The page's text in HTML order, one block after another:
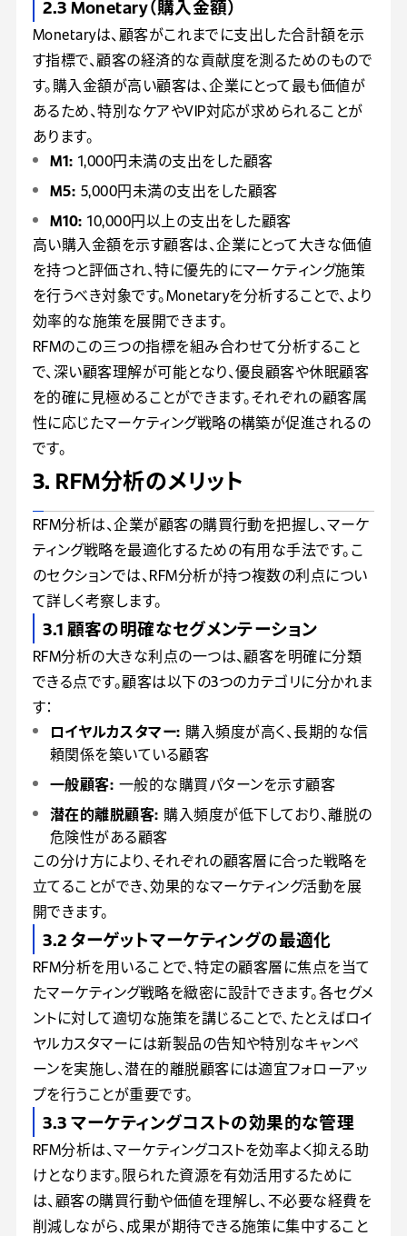
2.3 Monetary（購入金額）
Monetaryは、顧客がこれまでに支出した合計額を示
す指標で、顧客の経済的な貢献度を測るためのもので
す。購入金額が高い顧客は、企業にとって最も価値が
あるため、特別なケアやVIP対応が求められることが
あります。
M1: 1,000円未満の支出をした顧客
M5: 5,000円未満の支出をした顧客
M10: 10,000円以上の支出をした顧客
高い購入金額を示す顧客は、企業にとって大きな価値
を持つと評価され、特に優先的にマーケティング施策
を行うべき対象です。Monetaryを分析することで、より
効率的な施策を展開できます。
RFMのこの三つの指標を組み合わせて分析すること
で、深い顧客理解が可能となり、優良顧客や休眠顧客
を的確に見極めることができます。それぞれの顧客属
性に応じたマーケティング戦略の構築が促進されるの
です。
3. RFM分析のメリット
RFM分析は、企業が顧客の購買行動を把握し、マーケ
ティング戦略を最適化するための有用な手法です。こ
のセクションでは、RFM分析が持つ複数の利点につい
て詳しく考察します。
3.1 顧客の明確なセグメンテーション
RFM分析の大きな利点の一つは、顧客を明確に分類
できる点です。顧客は以下の3つのカテゴリに分かれま
す：
ロイヤルカスタマー: 購入頻度が高く、長期的な信
頼関係を築いている顧客
一般顧客: 一般的な購買パターンを示す顧客
潜在的離脱顧客: 購入頻度が低下しており、離脱の
危険性がある顧客
この分け方により、それぞれの顧客層に合った戦略を
立てることができ、効果的なマーケティング活動を展
開できます。
3.2 ターゲットマーケティングの最適化
RFM分析を用いることで、特定の顧客層に焦点を当て
たマーケティング戦略を緻密に設計できます。各セグメ
ントに対して適切な施策を講じることで、たとえばロイ
ヤルカスタマーには新製品の告知や特別なキャンペ
ーンを実施し、潜在的離脱顧客には適宜フォローアッ
プを行うことが重要です。
3.3 マーケティングコストの効果的な管理
RFM分析は、マーケティングコストを効率よく抑える助
けとなります。限られた資源を有効活用するために
は、顧客の購買行動や価値を理解し、不必要な経費を
削減しながら、成果が期待できる施策に集中すること